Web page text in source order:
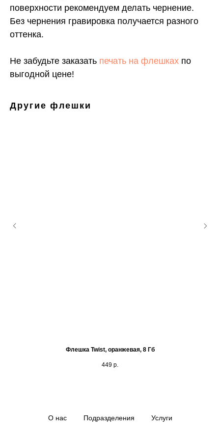
поверхности рекомендуем делать чернение.
Без чернения гравировка получается разного
оттенка.
Не забудьте заказать печать на флешках по
выгодной цене!
Другие флешки
Флешка Twist, оранжевая, 8 Гб
449 р.
О нас Подразделения Услуги